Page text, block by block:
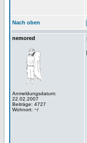
Nach oben
nemored
Anmeldungsdatum:
22.02.2007
Beiträge: 4727
Wohnort: ~/